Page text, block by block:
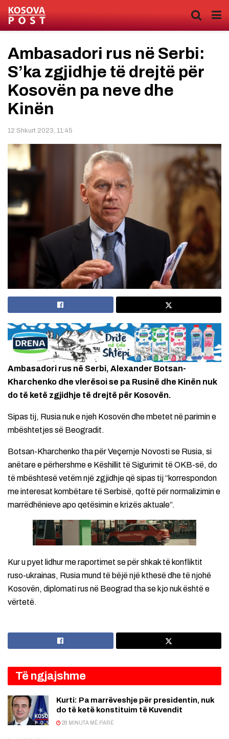
Ambasadori rus në Serbi:
S’ka zgjidhje të drejtë për
Kosovën pa neve dhe
Kinën
12 Shkurt 2023, 11:45
Ambasadori rus në Serbi, Alexander Botsan-
Kharchenko dhe vlerësoi se pa Rusinë dhe Kinën nuk
do të ketë zgjidhje të drejtë për Kosovën.
Sipas tij, Rusia nuk e njeh Kosovën dhe mbetet në parimin e
mbështetjes së Beogradit.
Botsan-Kharchenko tha për Veçernje Novosti se Rusia, si
anëtare e përhershme e Këshillit të Sigurimit të OKB-së, do
të mbështesë vetëm një zgjidhje që sipas tij “korrespondon
me interesat kombëtare të Serbisë, qoftë për normalizimin e
marrëdhënieve apo qetësimin e krizës aktuale”.
Kur u pyet lidhur me raportimet se për shkak të konfliktit
ruso-ukrainas, Rusia mund të bëjë një kthesë dhe të njohë
Kosovën, diplomati rus në Beograd tha se kjo nuk është e
vërtetë.
Të ngjajshme
Kurti: Pa marrëveshje për presidentin, nuk
do të ketë konstituim të Kuvendit
28 MINUTA MË PARË